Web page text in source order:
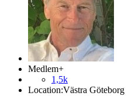
Medlem+
1,5k
Location:Västra Göteborg